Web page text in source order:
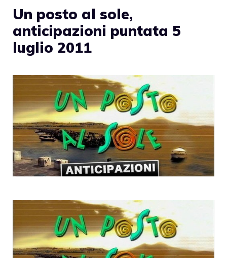
Un posto al sole,
anticipazioni puntata 5
luglio 2011